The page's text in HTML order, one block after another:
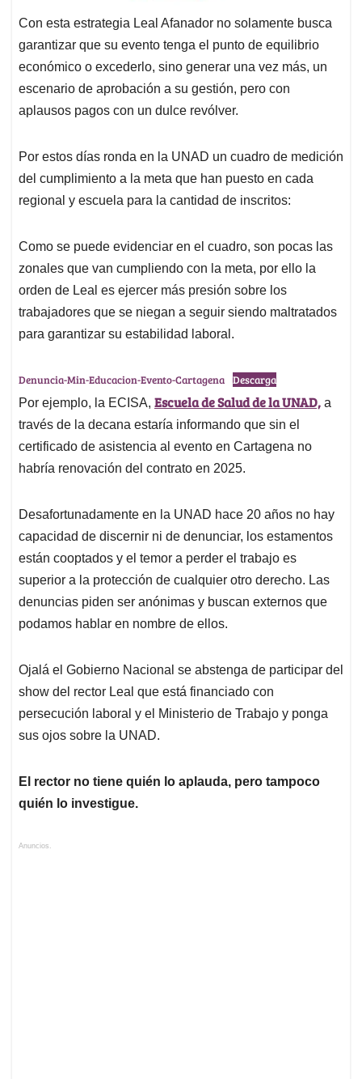
Con esta estrategia Leal Afanador no solamente busca
garantizar que su evento tenga el punto de equilibrio
económico o excederlo, sino generar una vez más, un
escenario de aprobación a su gestión, pero con
aplausos pagos con un dulce revólver.
Por estos días ronda en la UNAD un cuadro de medición
del cumplimiento a la meta que han puesto en cada
regional y escuela para la cantidad de inscritos:
Como se puede evidenciar en el cuadro, son pocas las
zonales que van cumpliendo con la meta, por ello la
orden de Leal es ejercer más presión sobre los
trabajadores que se niegan a seguir siendo maltratados
para garantizar su estabilidad laboral.
Denuncia-Min-Educacion-Evento-Cartagena Descarga
Por ejemplo, la ECISA, Escuela de Salud de la UNAD, a
través de la decana estaría informando que sin el
certificado de asistencia al evento en Cartagena no
habría renovación del contrato en 2025.
Desafortunadamente en la UNAD hace 20 años no hay
capacidad de discernir ni de denunciar, los estamentos
están cooptados y el temor a perder el trabajo es
superior a la protección de cualquier otro derecho. Las
denuncias piden ser anónimas y buscan externos que
podamos hablar en nombre de ellos.
Ojalá el Gobierno Nacional se abstenga de participar del
show del rector Leal que está financiado con
persecución laboral y el Ministerio de Trabajo y ponga
sus ojos sobre la UNAD.
El rector no tiene quién lo aplauda, pero tampoco
quién lo investigue.
Anuncios.